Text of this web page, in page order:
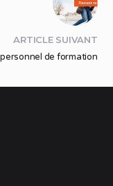
ARTICLE SUIVANT
de formation